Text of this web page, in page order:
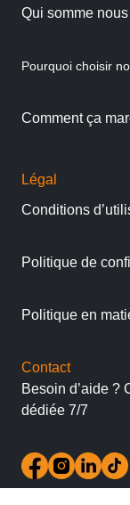
Qui somme
Pourquoi choisir
Comment ça
Légal
Conditions
Politique de
Politique en
Contact
Besoin d’aide ?
dédiée 7/7